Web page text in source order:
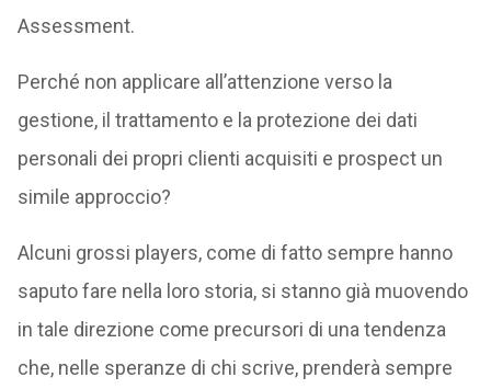
Assessment.
Perché non applicare all’attenzione verso la
gestione, il trattamento e la protezione dei dati
personali dei propri clienti acquisiti e prospect un
simile approccio?
Alcuni grossi players, come di fatto sempre hanno
saputo fare nella loro storia, si stanno già muovendo
in tale direzione come precursori di una tendenza
che, nelle speranze di chi scrive, prenderà sempre